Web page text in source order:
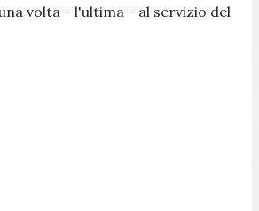
volta - l'ultima - al servizio del